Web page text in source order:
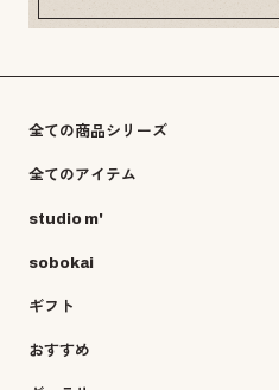
全ての商品シリーズ
全てのアイテム
studio m'
sobokai
ギフト
おすすめ